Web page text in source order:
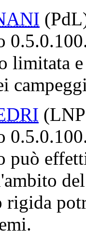
limitata
può